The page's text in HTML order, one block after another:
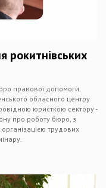
рокитнівських
правової допомоги.
обласного центру
юристкою сектору -
про роботу бюро, з
трудових